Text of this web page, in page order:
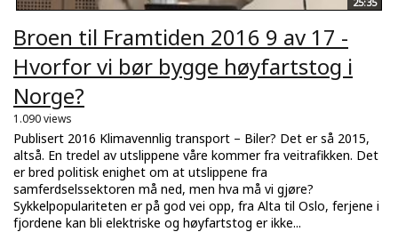
Broen til Framtiden 2016 9 av 17 -
Hvorfor vi bør bygge høyfartstog i
Norge?
1.090 views
Publisert 2016 Klimavennlig transport – Biler? Det er så 2015,
altså. En tredel av utslippene våre kommer fra veitrafikken. Det
er bred politisk enighet om at utslippene fra
samferdselssektoren må ned, men hva må vi gjøre?
Sykkelpopulariteten er på god vei opp, fra Alta til Oslo, ferjene i
fjordene kan bli elektriske og høyfartstog er ikke...